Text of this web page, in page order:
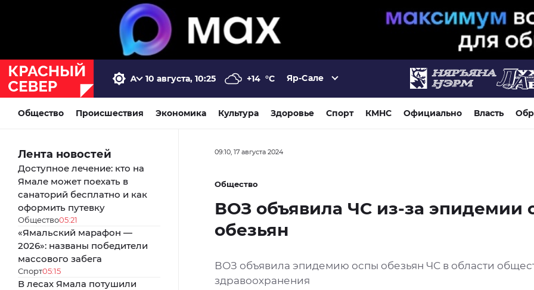
10 августа, 10:25 +14 °C Яр-Сале
Общество Происшествия Экономика Культура Здоровье Спорт КМНС Официально Власть
Лента новостей
Доступное лечение: кто на
Ямале может поехать в
санаторий бесплатно и как
оформить путевку
Общество05:21
«Ямальский марафон —
2026»: названы победители
массового забега
Спорт05:15
В лесах Ямала потушили
09:10, 17 августа 2024
Общество
ВОЗ объявила ЧС из-за эпидемии
обезьян
ВОЗ объявила эпидемию оспы обезьян ЧС в области
здравоохранения